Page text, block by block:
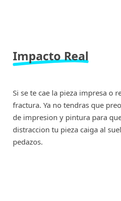
Impacto Real
Si se te cae la pieza impresa o
fractura. Ya no tendras que
de impresion y pintura para
distraccion tu pieza caiga al
pedazos.